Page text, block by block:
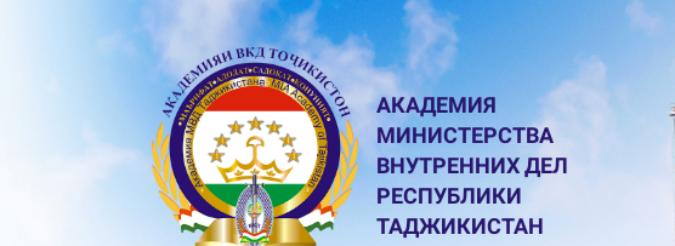
АКАДЕМИЯ
МИНИСТЕРСТВА
ВНУТРЕННИХ ДЕЛ
РЕСПУБЛИКИ
ТАДЖИКИСТАН